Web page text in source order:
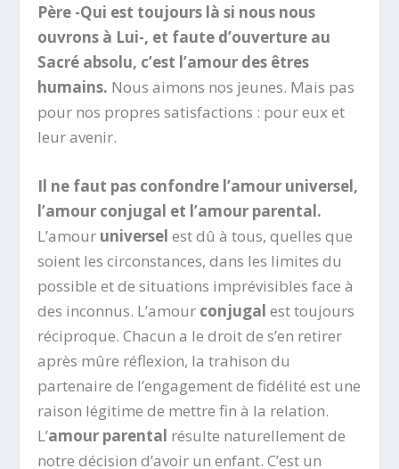
Père -Qui est toujours là si nous nous
ouvrons à Lui-, et faute d’ouverture au
Sacré absolu, c’est l’amour des êtres
humains. Nous aimons nos jeunes. Mais pas
pour nos propres satisfactions : pour eux et
leur avenir.
Il ne faut pas confondre l’amour universel,
l’amour conjugal et l’amour parental.
L’amour universel est dû à tous, quelles que
soient les circonstances, dans les limites du
possible et de situations imprévisibles face à
des inconnus. L’amour conjugal est toujours
réciproque. Chacun a le droit de s’en retirer
après mûre réflexion, la trahison du
partenaire de l’engagement de fidélité est une
raison légitime de mettre fin à la relation.
L’amour parental résulte naturellement de
notre décision d’avoir un enfant. C’est un